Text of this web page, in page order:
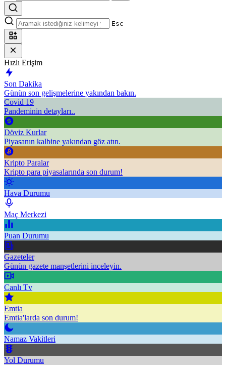
Esc
Hızlı Erişim
Son Dakika
Günün son gelişmelerine yakından bakın.
Covid 19
Pandeminin detayları..
Döviz Kurlar
Piyasanın kalbine yakından göz atın.
Kripto Paralar
Kripto para piyasalarında son durum!
Hava Durumu
Maç Merkezi
Puan Durumu
Gazeteler
Günün gazete manşetlerini inceleyin.
Canlı Tv
Emtia
Emtia'larda son durum!
Namaz Vakitleri
Yol Durumu